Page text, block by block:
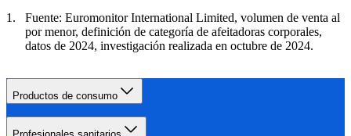
Fuente: Euromonitor International Limited, volumen de venta al
por menor, definición de categoría de afeitadoras corporales,
datos de 2024, investigación realizada en octubre de 2024.
Productos de consumo